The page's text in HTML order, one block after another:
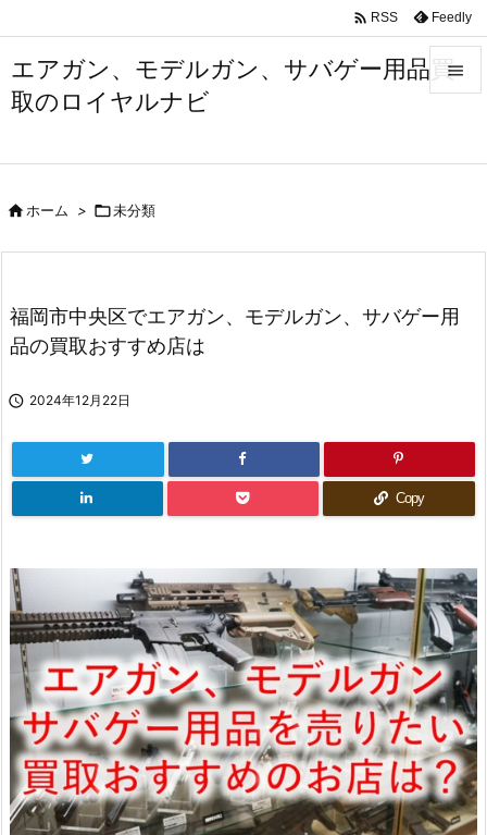
エアガン、モデルガン、サバゲー用品買
取のロイヤルナビ


前へ
次へ
 RSS Feedly
ホーム > 未分類
福岡市中央区でエアガン、モデルガン、サバゲー用
品の買取おすすめ店は
 2024年12月22日
Copy